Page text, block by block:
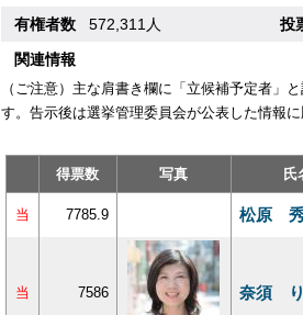
有権者数
572,311人 投
関連情報
（ご注意）主な肩書き欄に「立候補予定者」
す。告示後は選挙管理委員会が公表した情報に
得票数
写真 氏
当 7785.9 松原
当 7586 奈須 り